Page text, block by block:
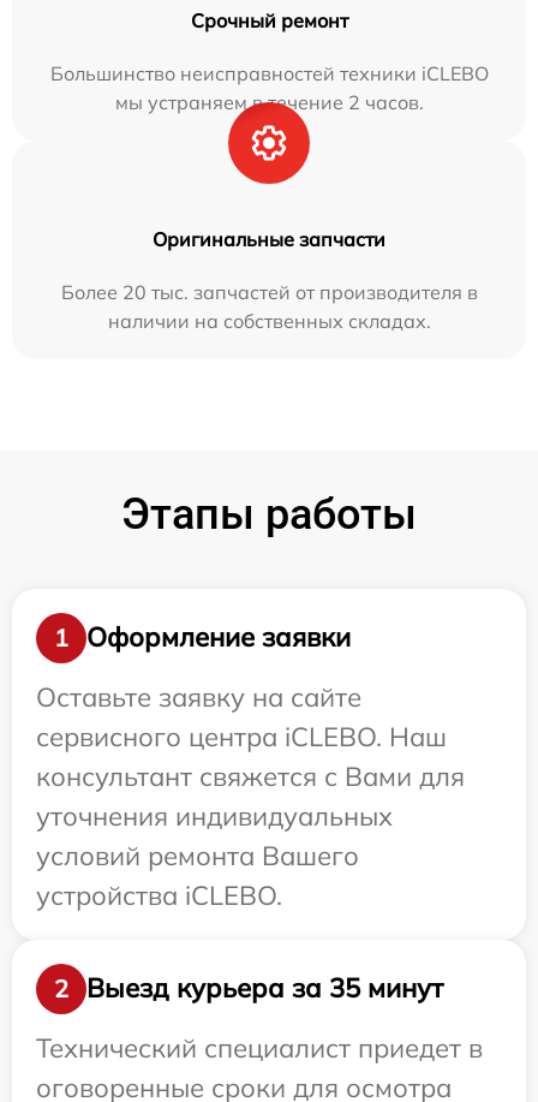
Срочный ремонт
Большинство неисправностей техники iCLEBO
мы устраняем в течение 2 часов.
Оригинальные запчасти
Более 20 тыс. запчастей от производителя в
наличии на собственных складах.
Этапы работы
1
Оформление заявки
Оставьте заявку на сайте
сервисного центра iCLEBO. Наш
консультант свяжется с Вами для
уточнения индивидуальных
условий ремонта Вашего
устройства iCLEBO.
2
Выезд курьера за 35 минут
Технический специалист приедет в
оговоренные сроки для осмотра